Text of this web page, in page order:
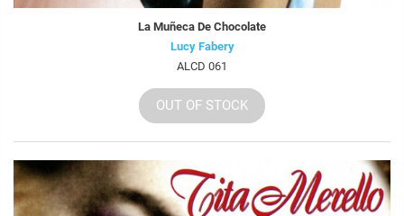
La Muñeca De Chocolate
Lucy Fabery
ALCD 061
OUT OF STOCK